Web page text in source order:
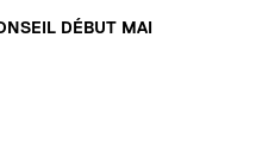
DÉBUT MAI